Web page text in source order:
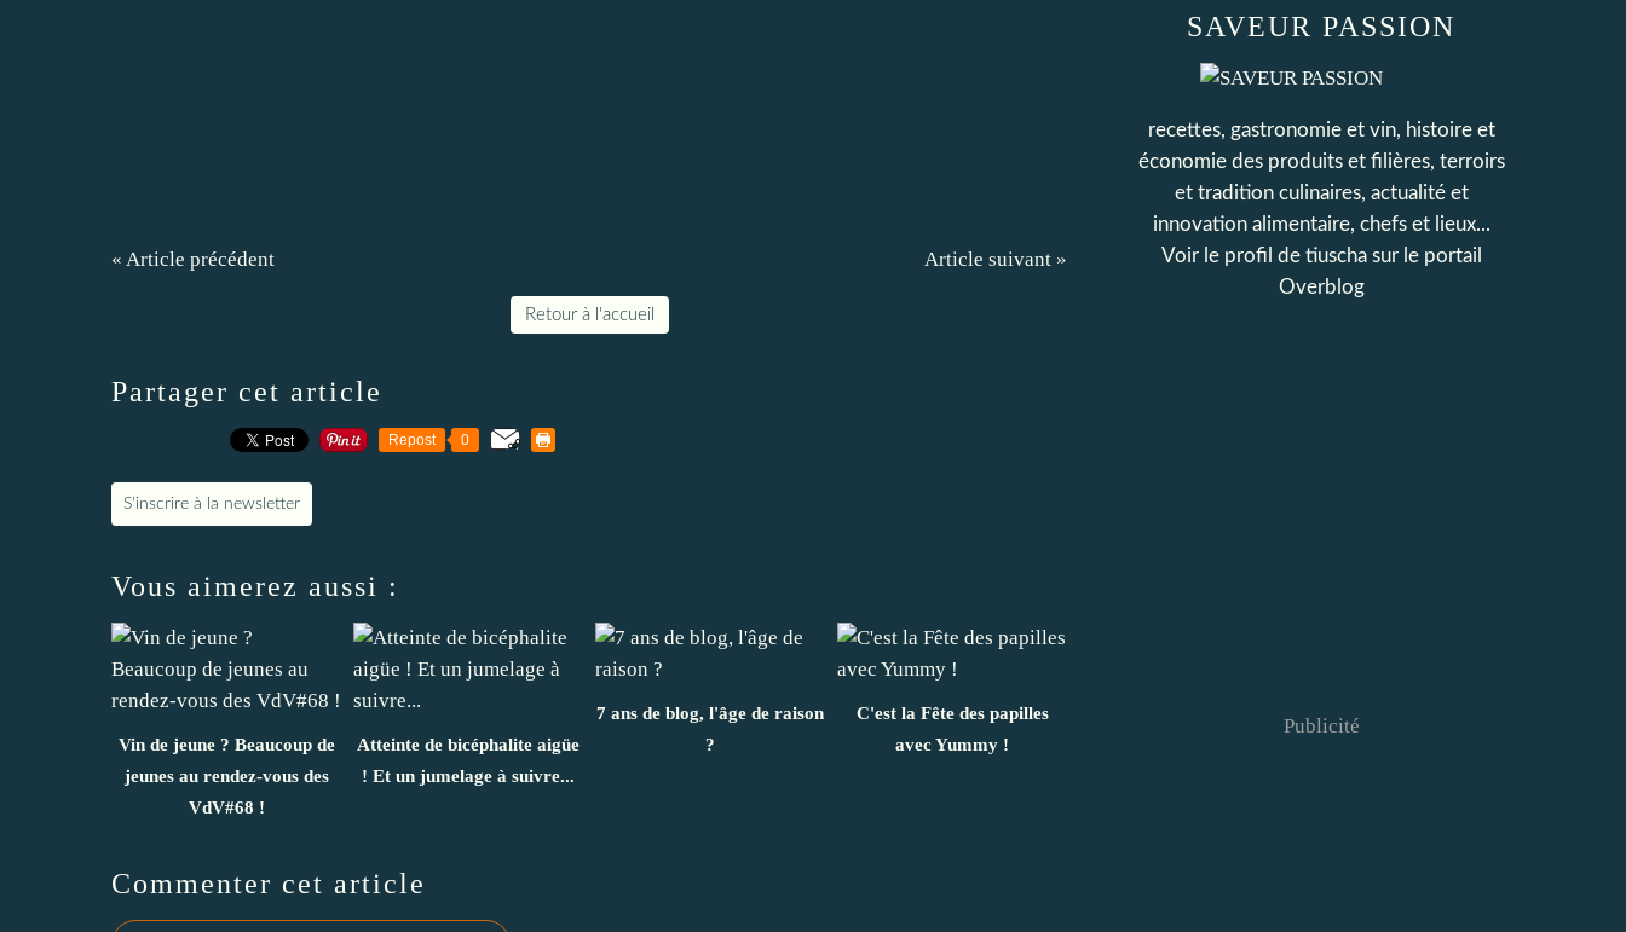
« Article précédent Article suivant »
Retour à l'accueil
Partager cet article
Repost 0
S'inscrire à la newsletter
Vous aimerez aussi :
Vin de jeune ? Beaucoup de
jeunes au rendez-vous des
VdV#68 !
Atteinte de bicéphalite aigüe
! Et un jumelage à suivre...
7 ans de blog, l'âge de raison
?
C'est la Fête des papilles
avec Yummy !
Commenter cet article
SAVEUR PASSION
recettes, gastronomie et vin, histoire et
économie des produits et filières, terroirs
et tradition culinaires, actualité et
innovation alimentaire, chefs et lieux...
Voir le profil de tiuschasur le portail
Overblog
Publicité